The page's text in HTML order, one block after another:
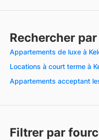
Rechercher
Appartements de luxe à
Locations à court terme à
Appartements acceptant
Filtrer par